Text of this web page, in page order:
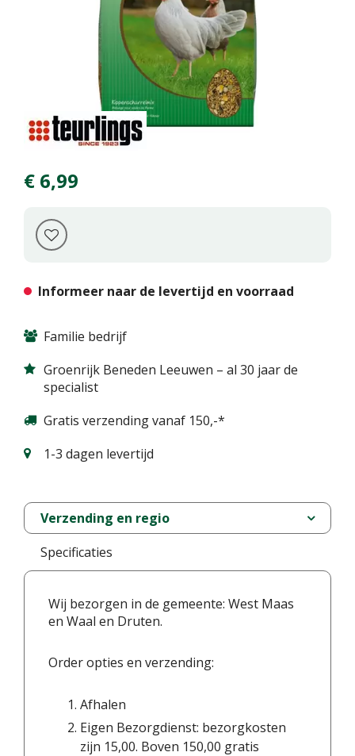
€ 6,99
Informeer naar de levertijd en voorraad
Familie bedrijf
Groenrijk Beneden Leeuwen – al 30 jaar de
specialist
Gratis verzending vanaf 150,-*
1-3 dagen levertijd
Verzending en regio
Specificaties
Wij bezorgen in de gemeente: West Maas
en Waal en Druten.
Order opties en verzending:
Afhalen
Eigen Bezorgdienst: bezorgkosten
zijn 15,00. Boven 150,00 gratis